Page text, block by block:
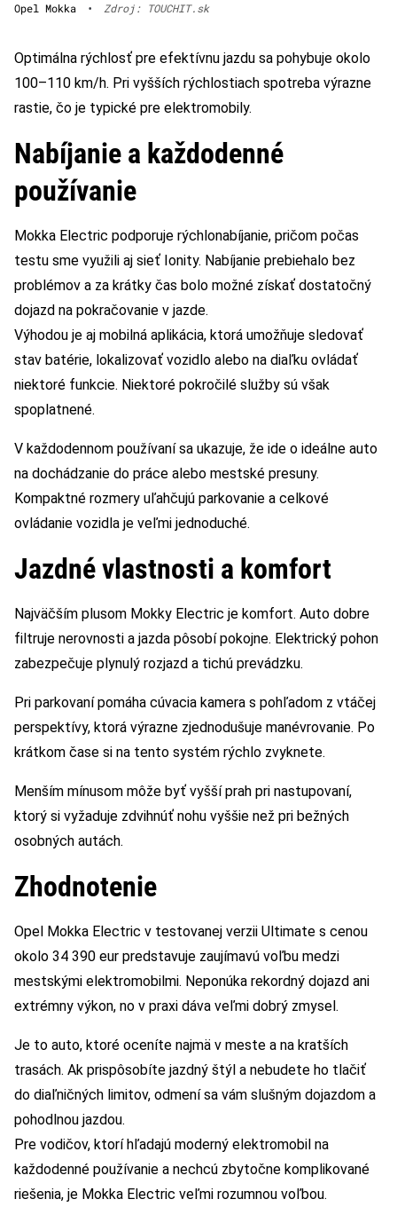
Opel Mokka • Zdroj: TOUCHIT.sk
Optimálna rýchlosť pre efektívnu jazdu sa pohybuje okolo
100–110 km/h. Pri vyšších rýchlostiach spotreba výrazne
rastie, čo je typické pre elektromobily.
Nabíjanie a každodenné
používanie
Mokka Electric podporuje rýchlonabíjanie, pričom počas
testu sme využili aj sieť Ionity. Nabíjanie prebiehalo bez
problémov a za krátky čas bolo možné získať dostatočný
dojazd na pokračovanie v jazde.
Výhodou je aj mobilná aplikácia, ktorá umožňuje sledovať
stav batérie, lokalizovať vozidlo alebo na diaľku ovládať
niektoré funkcie. Niektoré pokročilé služby sú však
spoplatnené.
V každodennom používaní sa ukazuje, že ide o ideálne auto
na dochádzanie do práce alebo mestské presuny.
Kompaktné rozmery uľahčujú parkovanie a celkové
ovládanie vozidla je veľmi jednoduché.
Jazdné vlastnosti a komfort
Najväčším plusom Mokky Electric je komfort. Auto dobre
filtruje nerovnosti a jazda pôsobí pokojne. Elektrický pohon
zabezpečuje plynulý rozjazd a tichú prevádzku.
Pri parkovaní pomáha cúvacia kamera s pohľadom z vtáčej
perspektívy, ktorá výrazne zjednodušuje manévrovanie. Po
krátkom čase si na tento systém rýchlo zvyknete.
Menším mínusom môže byť vyšší prah pri nastupovaní,
ktorý si vyžaduje zdvihnúť nohu vyššie než pri bežných
osobných autách.
Zhodnotenie
Opel Mokka Electric v testovanej verzii Ultimate s cenou
okolo 34 390 eur predstavuje zaujímavú voľbu medzi
mestskými elektromobilmi. Neponúka rekordný dojazd ani
extrémny výkon, no v praxi dáva veľmi dobrý zmysel.
Je to auto, ktoré oceníte najmä v meste a na kratších
trasách. Ak prispôsobíte jazdný štýl a nebudete ho tlačiť
do diaľničných limitov, odmení sa vám slušným dojazdom a
pohodlnou jazdou.
Pre vodičov, ktorí hľadajú moderný elektromobil na
každodenné používanie a nechcú zbytočne komplikované
riešenia, je Mokka Electric veľmi rozumnou voľbou.